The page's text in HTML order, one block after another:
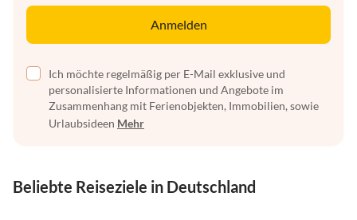
Anmelden
Ich möchte regelmäßig per E-Mail exklusive und
personalisierte Informationen und Angebote im
Zusammenhang mit Ferienobjekten, Immobilien, sowie
Urlaubsideen Mehr
Beliebte Reiseziele in Deutschland